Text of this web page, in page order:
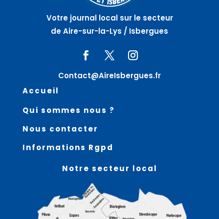
Votre journal local sur le secteur
de Aire-sur-la-Lys / Isbergues
Contact@AireIsbergues.fr
Accueil
Qui sommes nous ?
Nous contacter
Informations Rgpd
Notre secteur local